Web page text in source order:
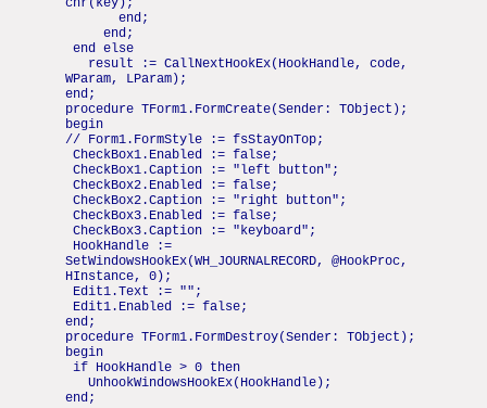
chr(key);
end;
end;
end else
result := CallNextHookEx(HookHandle, code,
WParam, LParam);
end;
procedure TForm1.FormCreate(Sender: TObject);
begin
// Form1.FormStyle := fsStayOnTop;
CheckBox1.Enabled := false;
CheckBox1.Caption := "left button";
CheckBox2.Enabled := false;
CheckBox2.Caption := "right button";
CheckBox3.Enabled := false;
CheckBox3.Caption := "keyboard";
HookHandle :=
SetWindowsHookEx(WH_JOURNALRECORD, @HookProc,
HInstance, 0);
Edit1.Text := "";
Edit1.Enabled := false;
end;
procedure TForm1.FormDestroy(Sender: TObject);
begin
if HookHandle > 0 then
UnhookWindowsHookEx(HookHandle);
end;